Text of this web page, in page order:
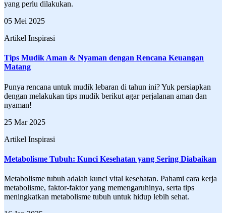
yang perlu dilakukan.
05 Mei 2025
Artikel Inspirasi
Tips Mudik Aman & Nyaman dengan Rencana Keuangan
Matang
Punya rencana untuk mudik lebaran di tahun ini? Yuk persiapkan
dengan melakukan tips mudik berikut agar perjalanan aman dan
nyaman!
25 Mar 2025
Artikel Inspirasi
Metabolisme Tubuh: Kunci Kesehatan yang Sering Diabaikan
Metabolisme tubuh adalah kunci vital kesehatan. Pahami cara kerja
metabolisme, faktor-faktor yang memengaruhinya, serta tips
meningkatkan metabolisme tubuh untuk hidup lebih sehat.